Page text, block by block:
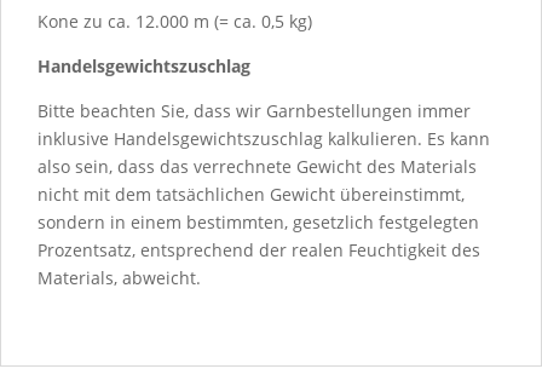
Kone zu ca. 12.000 m (= ca. 0,5 kg)
Handelsgewichtszuschlag
Bitte beachten Sie, dass wir Garnbestellungen immer
inklusive Handelsgewichtszuschlag kalkulieren. Es kann
also sein, dass das verrechnete Gewicht des Materials
nicht mit dem tatsächlichen Gewicht übereinstimmt,
sondern in einem bestimmten, gesetzlich festgelegten
Prozentsatz, entsprechend der realen Feuchtigkeit des
Materials, abweicht.